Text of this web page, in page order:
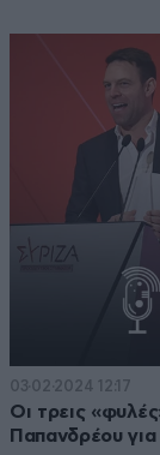
03·02·2024 12:17
Οι τρεις
Παπανδρέου